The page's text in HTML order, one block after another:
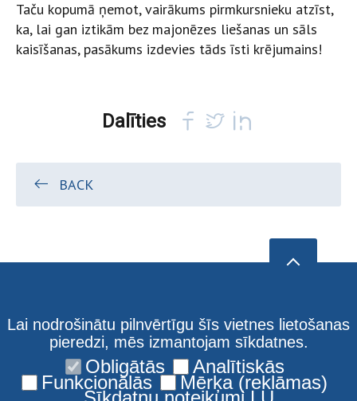
Taču kopumā ņemot, vairākums pirmkursnieku atzīst,
ka, lai gan iztikām bez majonēzes liešanas un sāls
kaisīšanas, pasākums izdevies tāds īsti krējumains!
Dalīties
BACK
Lai nodrošinātu pilnvērtīgu šīs vietnes lietošanas
pieredzi, mēs izmantojam sīkdatnes.
Obligātās Analītiskās
Funkcionālās Mērķa (reklāmas)